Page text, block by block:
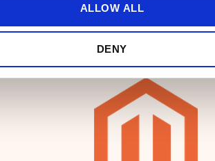
ALLOW ALL
DENY